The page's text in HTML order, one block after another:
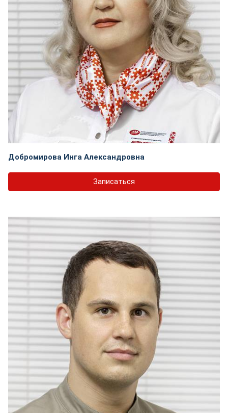
Добромирова Инга Александровна
Записаться